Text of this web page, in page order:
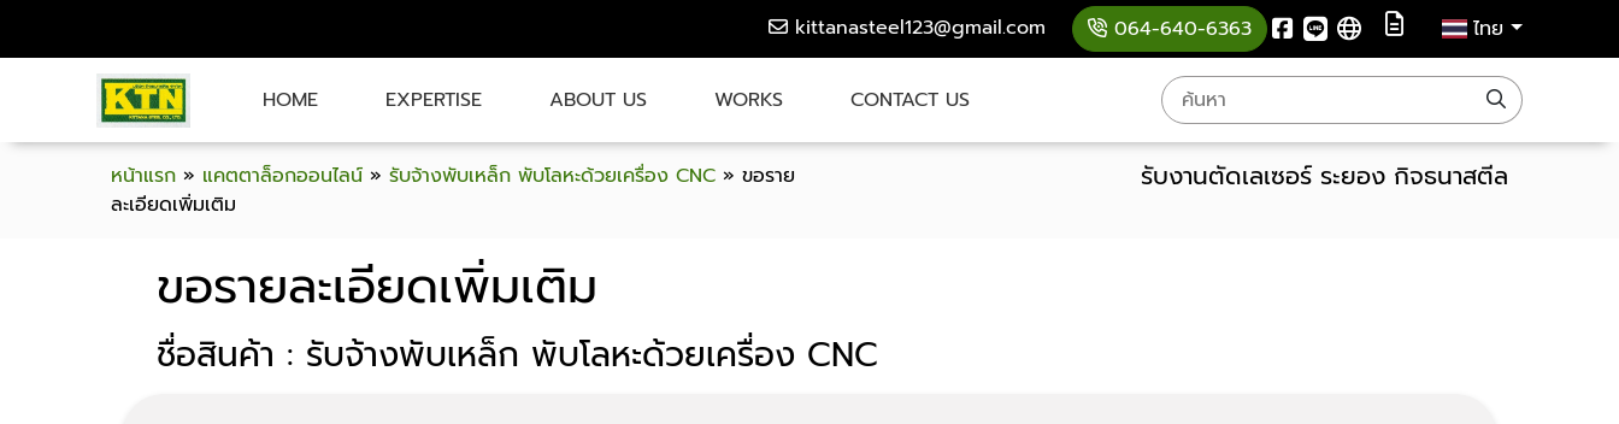
kittanasteel123@gmail.com 064-640-6363 ไทย
HOME EXPERTISE ABOUT US WORKS CONTACT US
หน้าแรก » แคตตาล็อกออนไลน์ » รับจ้างพับเหล็ก พับโลหะด้วยเครื่อง CNC » ขอราย
ละเอียดเพิ่มเติม
รับงานตัดเลเซอร์ ระยอง กิจธนาสตีล
ขอรายละเอียดเพิ่มเติม
ชื่อสินค้า : รับจ้างพับเหล็ก พับโลหะด้วยเครื่อง CNC